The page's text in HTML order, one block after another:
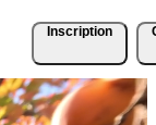
Inscription